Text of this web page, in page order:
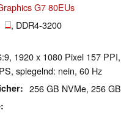
G7 80EUs
, DDR4-3200
1920 x 1080 Pixel 157 PPI,
spiegelnd: nein, 60 Hz
256 GB NVMe, 256 GB